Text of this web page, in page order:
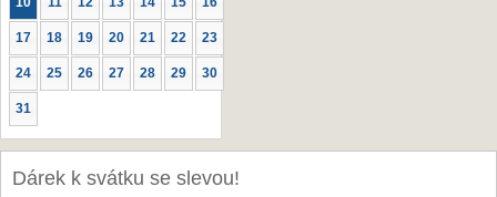
17 18 19 20 21 22 23
24 25 26 27 28 29 30
31
Dárek k svátku se slevou!